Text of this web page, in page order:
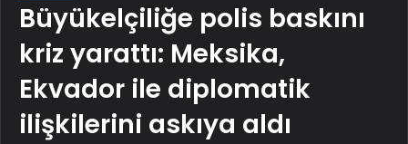
Büyükelçiliğe polis baskını
kriz yarattı: Meksika,
Ekvador ile diplomatik
ilişkilerini askıya aldı